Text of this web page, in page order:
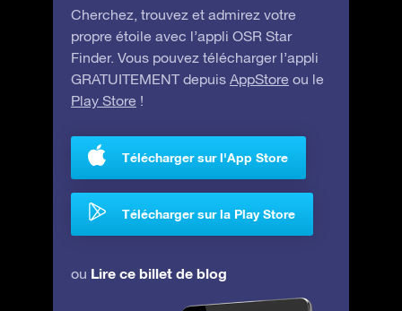
Cherchez, trouvez et admirez votre
propre étoile avec l’appli OSR Star
Finder. Vous pouvez télécharger l’appli
GRATUITEMENT depuis AppStore ou le
Play Store !
Télécharger sur l'App Store
Télécharger sur la Play Store
ou Lire ce billet de blog